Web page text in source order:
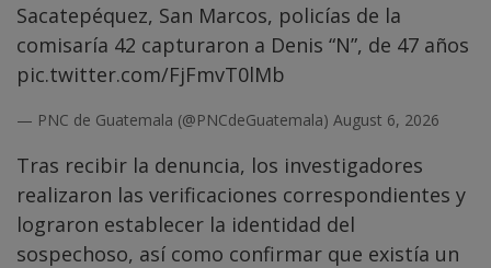
Sacatepéquez, San Marcos, policías de la
comisaría 42 capturaron a Denis “N”, de 47 años
pic.twitter.com/FjFmvT0lMb
— PNC de Guatemala (@PNCdeGuatemala) August 6, 2026
Tras recibir la denuncia, los investigadores
realizaron las verificaciones correspondientes y
lograron establecer la identidad del
sospechoso, así como confirmar que existía un